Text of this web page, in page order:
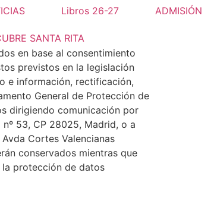
Libros 26-27 ADMISIÓN
SANTA RITA
en base al consentimiento
previstos en la legislación
e información, rectificación,
General de Protección de
dirigiendo comunicación por
53, CP 28025, Madrid, o a
Avda Cortes Valencianas
conservados mientras que
la protección de datos